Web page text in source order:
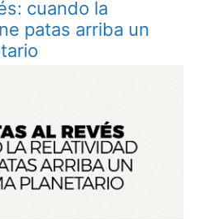
cuando la
patas arriba un